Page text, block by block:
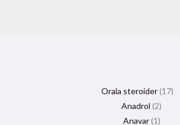
Orala steroider 17
Anadrol 2
Anavar 1